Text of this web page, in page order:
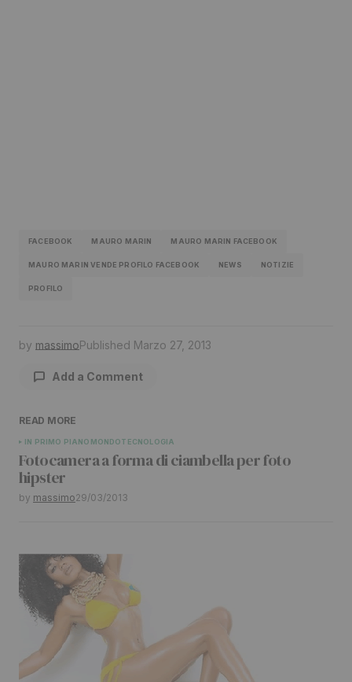
FACEBOOK MAURO MARIN MAURO MARIN FACEBOOK
MAURO MARIN VENDE PROFILO FACEBOOK NEWS NOTIZIE
PROFILO
by massimoPublished Marzo 27, 2013
Add a Comment
Il tuo indirizzo email non sarà pubblicato.
campi obbligatori sono contrassegnati*
Comment*
Your Name*
Your E-mail
READ MORE
IN PRIMO PIANO MONDOTECNOLOGIA
Fotocamera a forma di ciambella per foto
hipster
by massimo29/03/2013